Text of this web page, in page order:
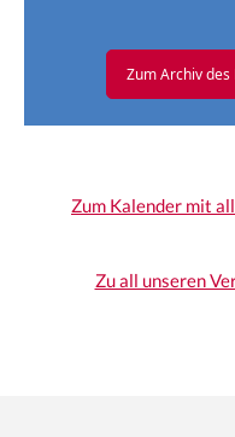
Zum Archiv
Zum Kalender mit
Zu all unseren